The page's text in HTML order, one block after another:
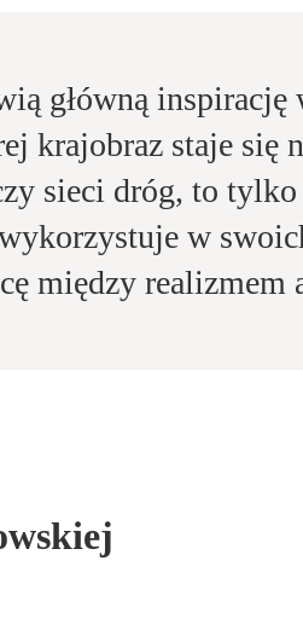
główną
krajobraz staje się
sieci dróg, to
w
między realizmem